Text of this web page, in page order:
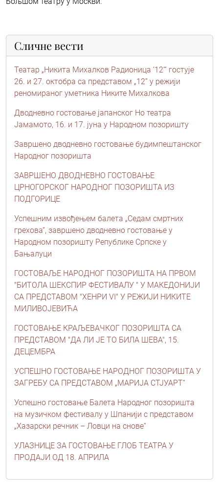
Сличне вести
Театар „Никитa Михалков Радионица ‘12‘“ гостује
26. и 27. октобра са представом „12” у режији
реномираног уметника Никите Михалкова
Дводневно гостовање јапанског Но театра
Јамамото, 16. и 17. јуна у Народном позоришту
Завршено дводневно гостовање будимпештанског
Народног позоришта
ЗАВРШЕНО ДВОДНЕВНО ГОСТОВАЊЕ
ЦРНОГОРСКОГ НАРОДНОГ ПОЗОРИШТА ИЗ
ПОДГОРИЦЕ
Успешним извођењем балета „Седам смртних
грехова“, завршено дводневно гостовање у
Народном позоришту Републике Српске у
Бањалуци
ГОСТОВАЉЕ НАРОДНОГ ПОЗОРИШТА НА ПРВОМ
"БИТОЛА ШЕКСПИР ФЕСТИВАЛУ " У МАКЕДОНИЈИ
СА ПРЕДСТАВОМ "ХЕНРИ VI" У РЕЖИЈИ НИКИТЕ
МИЛИВОЈЕВИЋА
ГОСТОВАЊЕ КРАЉЕВАЧКОГ ПОЗОРИШТА СА
ПРЕДСТАВОМ "ДА ЛИ ЈЕ ТО БИЛА ШЕВА", 15.
ДЕЦЕМБРА
УСПЕШНО ГОСТОВАЊЕ НАРОДНОГ ПОЗОРИШТА У
ЗАГРЕБУ СА ПРЕДСТАВОМ „МАРИЈА СТЈУАРТ“
Успешно гостовање Балета Народног позоришта
на музичком фестивалу у Шпанији с представом
„Хазарски речник – Ловци на снове“
УЛАЗНИЦЕ ЗА ГОСТОВАЊЕ ГЛОБ ТЕАТРА У
ПРОДАЈИ ОД 18. АПРИЛА